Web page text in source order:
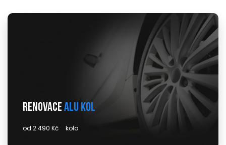
Renovace alu kol
od 2.490 Kč kolo